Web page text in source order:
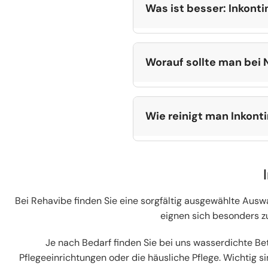
vor Feuchtigkeit und
Was ist besser:
Eine Inkontinenzauflage
Matratzenschoner schützt
können beide Lösungen
Worauf sollte man bei
Wichtig sind passende
Sitz. Das Material sollte
Wie reinigt man
Bei Rehavibe finden Sie eine sorgfältig ausgewählte
eignen sich besonders
Je nach Bedarf finden Sie bei uns wasserdichte
Pflegeeinrichtungen oder die häusliche Pflege. Wichtig